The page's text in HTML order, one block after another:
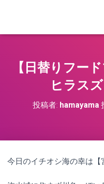
【日替りフー
ヒラス
投稿者: hamayama
今日のイチオシ海の幸は